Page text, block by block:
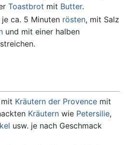
Toastbrot mit Butter.
ca. 5 Minuten rösten, mit Salz
und mit einer halben
Kräutern der Provencemit
Kräuternwie Petersilie,
usw. je nach Geschmack